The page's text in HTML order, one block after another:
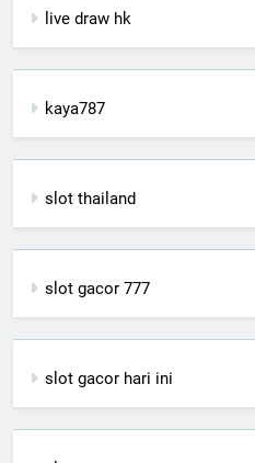
live draw hk
kaya787
slot thailand
slot gacor 777
slot gacor hari ini